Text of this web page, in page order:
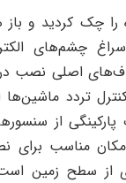
را چک کردید و
چشم‌های
اصلی نصب
تردد
از
مناسب برای
از سطح زمین